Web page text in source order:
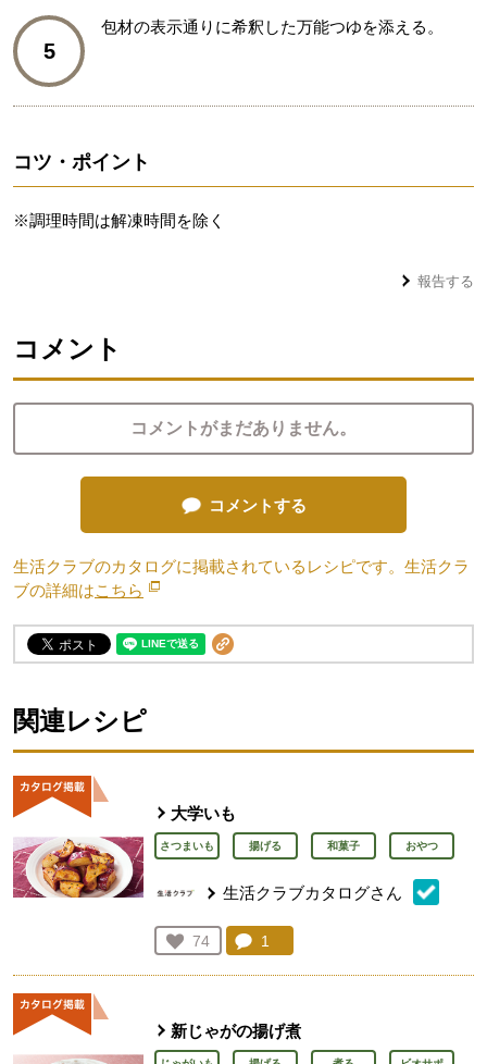
5
包材の表示通りに希釈した万能つゆを添える。
コツ・ポイント
※調理時間は解凍時間を除く
報告する
コメント
コメントがまだありません。
コメントする
生活クラブのカタログに掲載されているレシピです。生活クラ
ブの詳細はこちら 別のウィンドウで開きます。
関連レシピ
大学いも
さつまいも 揚げる 和菓子 おやつ
生活クラブカタログさん
お気に入り登録：
74
人が登録
コメント：
1
新じゃがの揚げ煮